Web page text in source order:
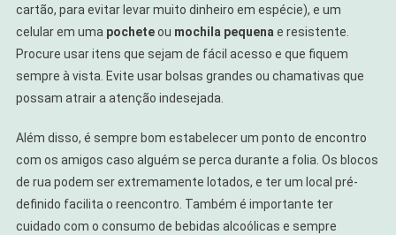
cartão, para evitar levar muito dinheiro em espécie), e um
celular em uma pocheteou mochila pequenae resistente.
Procure usar itens que sejam de fácil acesso e que fiquem
sempre à vista. Evite usar bolsas grandes ou chamativas que
possam atrair a atenção indesejada.
Além disso, é sempre bom estabelecer um ponto de encontro
com os amigos caso alguém se perca durante a folia. Os blocos
de rua podem ser extremamente lotados, e ter um local pré-
definido facilita o reencontro. Também é importante ter
cuidado com o consumo de bebidas alcoólicas e sempre